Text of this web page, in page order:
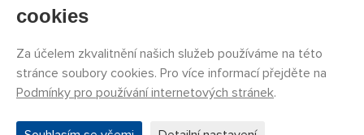
©PECKA MODELÁŘ s.r.o.2011 - 2026. Všechna práva
cookies
Za účelem zkvalitnění našich služeb používáme na této
stránce soubory cookies. Pro více informací přejděte na
Podmínky pro používání internetových stránek.